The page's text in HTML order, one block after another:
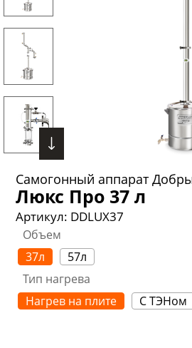
Самогонный аппарат
Люкс Про 37 л
Артикул: DDLUX37
Объем
37л
57л
Тип нагрева
Нагрев на плите
С ТЭНом